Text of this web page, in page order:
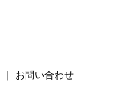
｜ お問い合わせ